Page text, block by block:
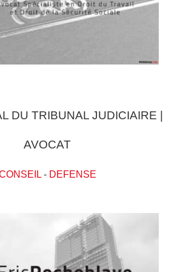
DU TRIBUNAL JUDICIAIRE |
AVOCAT
- DEFENSE